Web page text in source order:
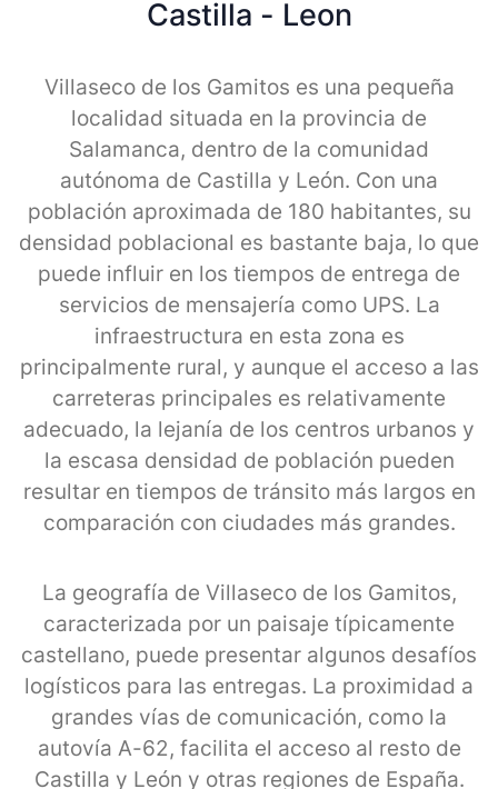
Castilla - Leon
Villaseco de los Gamitos es una pequeña
localidad situada en la provincia de
Salamanca, dentro de la comunidad
autónoma de Castilla y León. Con una
población aproximada de 180 habitantes, su
densidad poblacional es bastante baja, lo que
puede influir en los tiempos de entrega de
servicios de mensajería como UPS. La
infraestructura en esta zona es
principalmente rural, y aunque el acceso a las
carreteras principales es relativamente
adecuado, la lejanía de los centros urbanos y
la escasa densidad de población pueden
resultar en tiempos de tránsito más largos en
comparación con ciudades más grandes.
La geografía de Villaseco de los Gamitos,
caracterizada por un paisaje típicamente
castellano, puede presentar algunos desafíos
logísticos para las entregas. La proximidad a
grandes vías de comunicación, como la
autovía A-62, facilita el acceso al resto de
Castilla y León y otras regiones de España.